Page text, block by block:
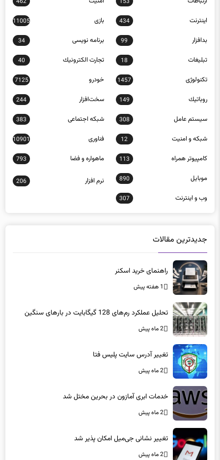
اينترنت 434 بازی 11005
بدافزار 99 برنامه نويسی 34
تبلیغات 18 تجارت الكترونيك 40
تکنولوژی 1457 خودرو 7125
روباتيك 149 سخت‌افزار 244
سيستم عامل 308 شبكه اجتماعی 383
شبكه و امنيت 12 فناوری 10901
كامپيوتر همراه 113 ماهواره و فضا 793
موبايل 890
206
وب و اينترنت 307
راهنمای خرید اسکنر
1 هفته پیش
2 ماه پیش
2 ماه پیش
2 ماه پیش
2 ماه پیش